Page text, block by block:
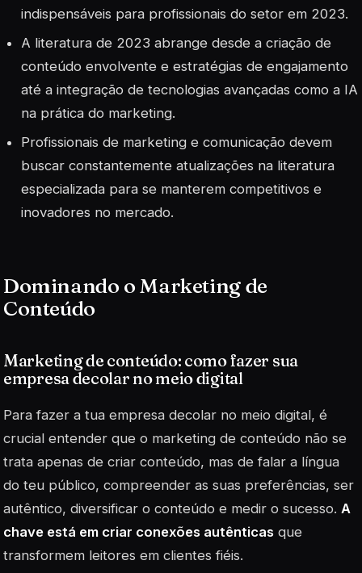
indispensáveis para profissionais do setor em 2023.
A literatura de 2023 abrange desde a criação de
conteúdo envolvente e estratégias de engajamento
até a integração de tecnologias avançadas como a IA
na prática do marketing.
Profissionais de marketing e comunicação devem
buscar constantemente atualizações na literatura
especializada para se manterem competitivos e
inovadores no mercado.
Dominando o Marketing de
Conteúdo
Marketing de conteúdo: como fazer sua
empresa decolar no meio digital
Para fazer a tua empresa decolar no meio digital, é
crucial entender que o marketing de conteúdo não se
trata apenas de criar conteúdo, mas de falar a língua
do teu público, compreender as suas preferências, ser
autêntico, diversificar o conteúdo e medir o sucesso. A
chave está em criar conexões autênticas que
transformem leitores em clientes fiéis.